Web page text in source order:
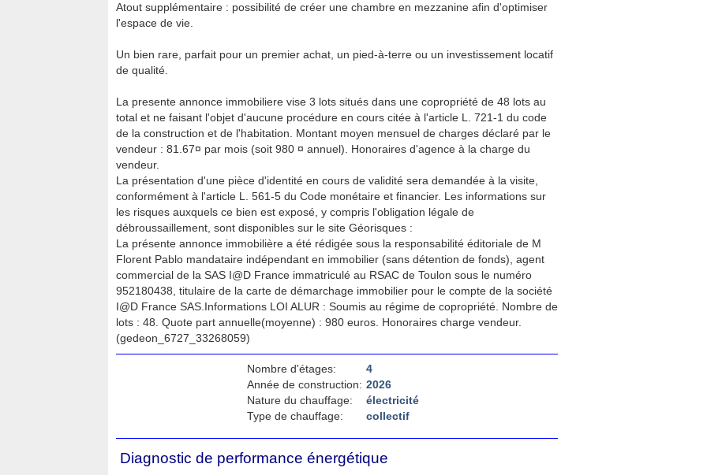
Atout supplémentaire : possibilité de créer une chambre en mezzanine afin d'optimiser
l'espace de vie.
Un bien rare, parfait pour un premier achat, un pied-à-terre ou un investissement locatif
de qualité.
La presente annonce immobiliere vise 3 lots situés dans une copropriété de 48 lots au
total et ne faisant l'objet d'aucune procédure en cours citée à l'article L. 721-1 du code
de la construction et de l'habitation. Montant moyen mensuel de charges déclaré par le
vendeur : 81.67¤ par mois (soit 980 ¤ annuel). Honoraires d'agence à la charge du
vendeur.
La présentation d'une pièce d'identité en cours de validité sera demandée à la visite,
conformément à l'article L. 561-5 du Code monétaire et financier. Les informations sur
les risques auxquels ce bien est exposé, y compris l'obligation légale de
débroussaillement, sont disponibles sur le site Géorisques :
La présente annonce immobilière a été rédigée sous la responsabilité éditoriale de M
Florent Pablo mandataire indépendant en immobilier (sans détention de fonds), agent
commercial de la SAS I@D France immatriculé au RSAC de Toulon sous le numéro
952180438, titulaire de la carte de démarchage immobilier pour le compte de la société
I@D France SAS.Informations LOI ALUR : Soumis au régime de copropriété. Nombre de
lots : 48. Quote part annuelle(moyenne) : 980 euros. Honoraires charge vendeur.
(gedeon_6727_33268059)
Nombre d'étages:
4
Année de construction: 2026
Nature du chauffage:
électricité
Type de chauffage:
collectif
Diagnostic de performance énergétique